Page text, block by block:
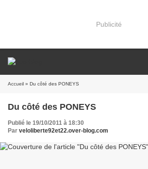
Publicité
Accueil » Du côté des PONEYS
Du côté des PONEYS
Publié le 19/10/2011 à 18:30
Par veloliberte92et22.over-blog.com